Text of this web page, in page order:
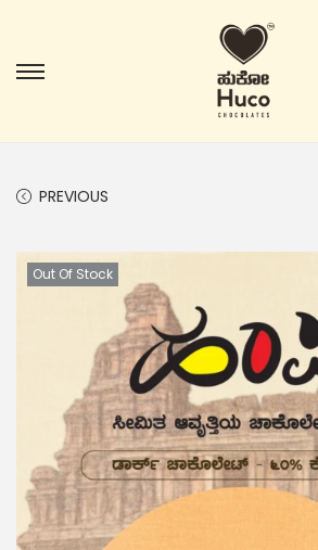
PREVIOUS
Out Of Stock